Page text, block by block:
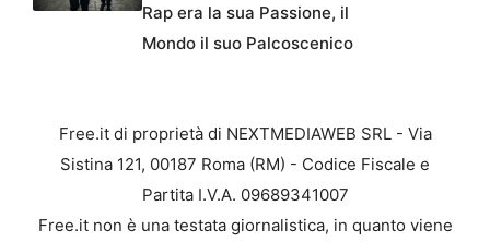
Rap era la sua Passione, il
Mondo il suo Palcoscenico
Free.it di proprietà di NEXTMEDIAWEB SRL - Via
Sistina 121, 00187 Roma (RM) - Codice Fiscale e
Partita I.V.A. 09689341007
Free.it non è una testata giornalistica, in quanto viene